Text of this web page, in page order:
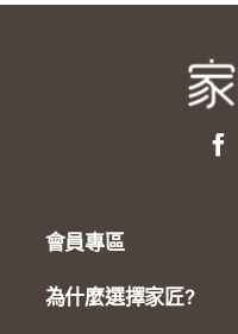
會員專區
為什麼選擇家匠?